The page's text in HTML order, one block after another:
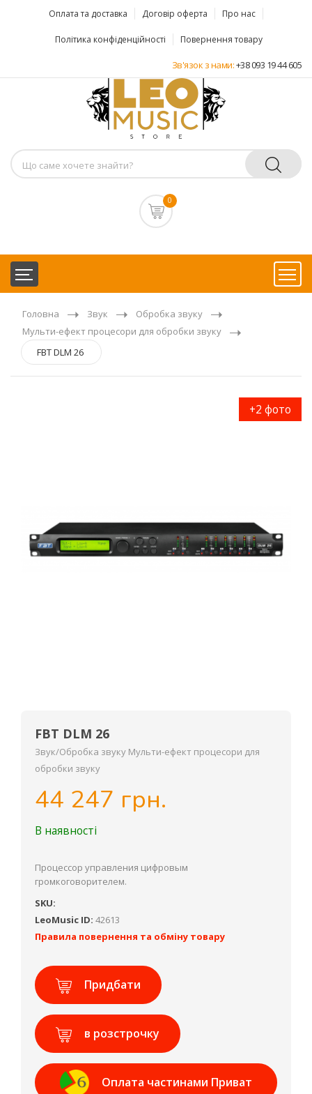
Оплата та доставка Договір оферта Про нас
Політика конфіденційності Повернення товару
Зв'язок з нами:+38 093 19 44 605
0
Головна Звук
Обробка звуку
Мульти-ефект процесори для обробки звуку
FBT DLM 26
+2 фото
FBT DLM 26
Звук/Обробка звуку Мульти-ефект процесори для
обробки звуку
44 247 грн.
В наявності
Процессор управления цифровым
громкоговорителем.
SKU:
LeoMusic ID: 42613
Правила повернення та обміну товару
Придбати
в розстрочку
Оплата частинами Приват